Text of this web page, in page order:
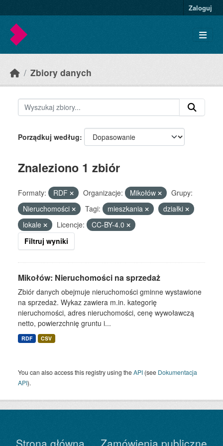
Zaloguj
Zbiory danych
Porządkuj według
Znaleziono 1 zbiór
Formaty: RDF Organizacje: Mikołów
Grupy:
Nieruchomości
Tagi: mieszkania
działki
lokale
Licencje:
CC-BY-4.0
Filtruj wyniki
Mikołów: Nieruchomości na sprzedaż
Zbiór danych obejmuje nieruchomości gminne wystawione
na sprzedaż. Wykaz zawiera m.in. kategorię
nieruchomości, adres nieruchomości, cenę wywoławczą
netto, powierzchnię gruntu i...
RDF CSV
You can also access this registry using theAPI (see Dokumentacja
API).
Strona główna Zamówienia publiczne